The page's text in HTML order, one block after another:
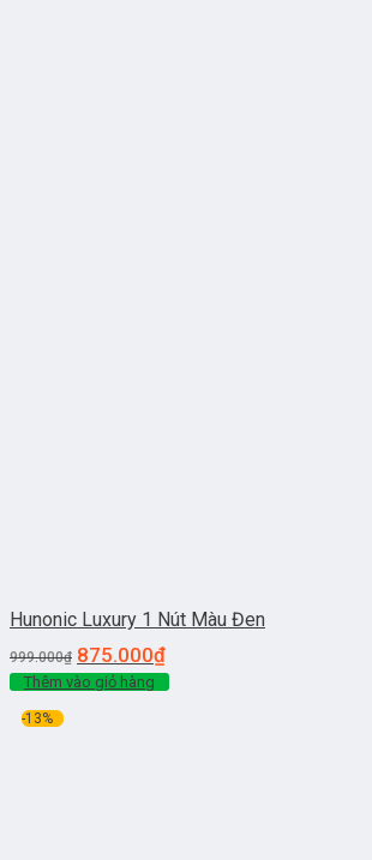
Hunonic Luxury 1 Nút Màu Đen
999.000₫ 875.000₫
Thêm vào giỏ hàng
-13%